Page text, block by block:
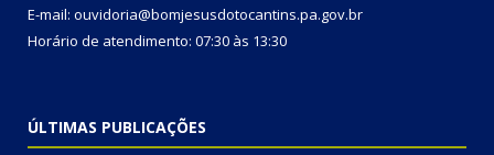
E-mail: ouvidoria@bomjesusdotocantins.pa.gov.br
Horário de atendimento: 07:30 às 13:30
ÚLTIMAS PUBLICAÇÕES